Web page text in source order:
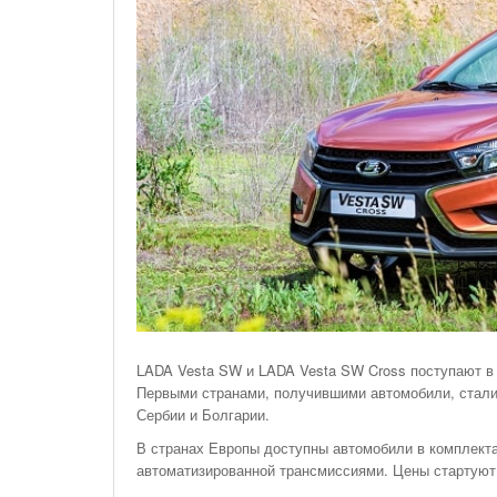
На Газонах Рязани
26 Ноября С 08:00 До 17:00 Будет Закрыт
Железнодорожный Переезд На 302 Км ПК 2
Перегона Кораблино - Ряжск-1
Зачем Нужна CRM-Система Для Отдела Продаж
LADA Vesta SW и LADA Vesta SW Cross поступают
Первыми странами, получившими автомобили,
Сербии и Болгарии.
В странах Европы доступны автомобили в
автоматизированной трансмиссиями. Цены